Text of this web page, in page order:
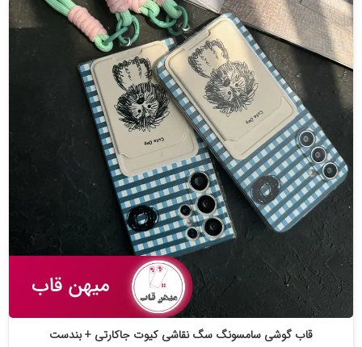
قاب گوشی سامسونگ سگ نقاشی کیوت جاکارتی + بندست